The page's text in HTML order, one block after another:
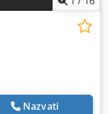
Nazvati